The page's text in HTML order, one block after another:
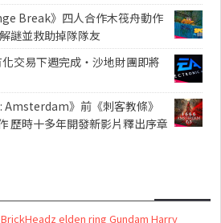
Break》四人合作木筏舟動作
謎並救助掉隊隊友
化交易下週完成・沙地財團即將
Amsterdam》前《刺客教條》
歷時十多年開發新影片釋出序章
BrickHeadz elden ring Gundam Harry